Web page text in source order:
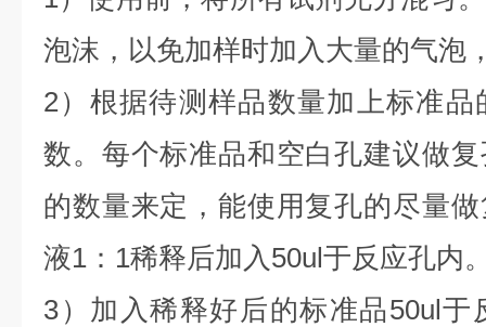
泡沫，以免加样时加入大量的气泡
2）根据待测样品数量加上标准
数。每个标准品和空白孔建议做
的数量来定，能使用复孔的尽量
液1：1稀释后加入50ul于反应孔内
3）加入稀释好后的标准品50ul